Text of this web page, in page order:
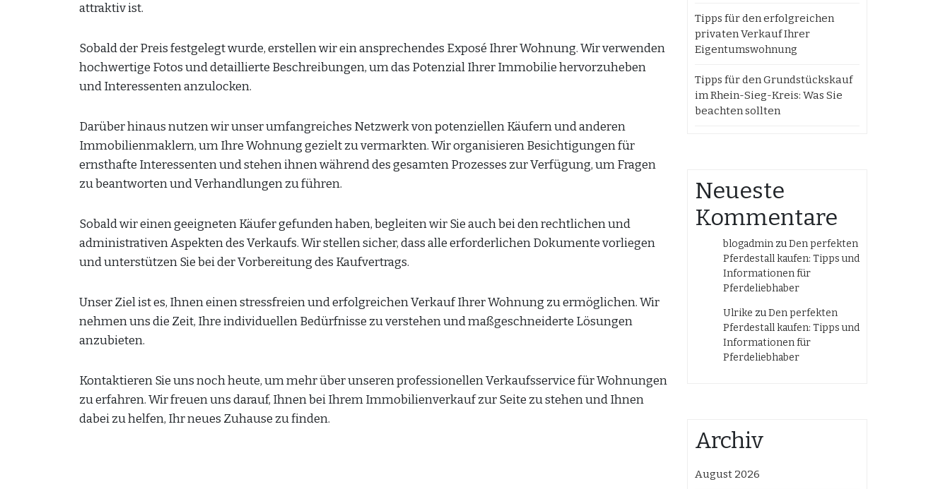
attraktiv ist.
Sobald der Preis festgelegt wurde, erstellen wir ein ansprechendes Exposé Ihrer Wohnung. Wir verwenden
hochwertige Fotos und detaillierte Beschreibungen, um das Potenzial Ihrer Immobilie hervorzuheben
und Interessenten anzulocken.
Darüber hinaus nutzen wir unser umfangreiches Netzwerk von potenziellen Käufern und anderen
Immobilienmaklern, um Ihre Wohnung gezielt zu vermarkten. Wir organisieren Besichtigungen für
ernsthafte Interessenten und stehen ihnen während des gesamten Prozesses zur Verfügung, um Fragen
zu beantworten und Verhandlungen zu führen.
Sobald wir einen geeigneten Käufer gefunden haben, begleiten wir Sie auch bei den rechtlichen und
administrativen Aspekten des Verkaufs. Wir stellen sicher, dass alle erforderlichen Dokumente vorliegen
und unterstützen Sie bei der Vorbereitung des Kaufvertrags.
Unser Ziel ist es, Ihnen einen stressfreien und erfolgreichen Verkauf Ihrer Wohnung zu ermöglichen. Wir
nehmen uns die Zeit, Ihre individuellen Bedürfnisse zu verstehen und maßgeschneiderte Lösungen
anzubieten.
Kontaktieren Sie uns noch heute, um mehr über unseren professionellen Verkaufsservice für Wohnungen
zu erfahren. Wir freuen uns darauf, Ihnen bei Ihrem Immobilienverkauf zur Seite zu stehen und Ihnen
dabei zu helfen, Ihr neues Zuhause zu finden.
Tipps für den erfolgreichen
privaten Verkauf Ihrer
Eigentumswohnung
Tipps für den Grundstückskauf
im Rhein-Sieg-Kreis: Was Sie
beachten sollten
Neueste
Kommentare
blogadmin zuDen perfekten
Pferdestall kaufen: Tipps und
Informationen für
Pferdeliebhaber
Ulrike zuDen perfekten
Pferdestall kaufen: Tipps und
Informationen für
Pferdeliebhaber
Archiv
August 2026